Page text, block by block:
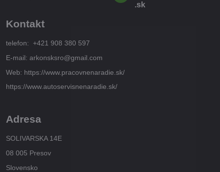
.sk
Kontakt
telefon: +421 908 380 597
E-mail: arkonsksro@gmail.com
Web: https://www.pracovnenaradie.sk/
https://www.autoservisnenaradie.sk/
Adresa
SOLIVARSKA 14E
08 005 Presov
Slovensko